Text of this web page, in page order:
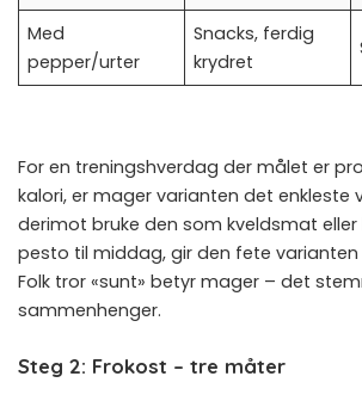
Med
pepper/urter
Snacks, ferdig
krydret
For en treningshverdag der målet er
kalori, er mager varianten det enkleste
derimot bruke den som kveldsmat
pesto til middag, gir den fete varianten
Folk tror «sunt» betyr mager – det
sammenhenger.
Steg 2: Frokost – tre måter